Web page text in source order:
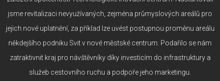
jsme revitalizaci nevyužívaných, zejména průmyslových areálů pro
jejich nové uplatnění, za příklad lze uvést postupnou proměnu areálu
někdejšího podniku Svit v nové městské centrum. Podařilo se nám
zatraktivnit kraj pro návštěvníky díky investicím do infrastruktury a
služeb cestovního ruchu a podpoře jeho marketingu.